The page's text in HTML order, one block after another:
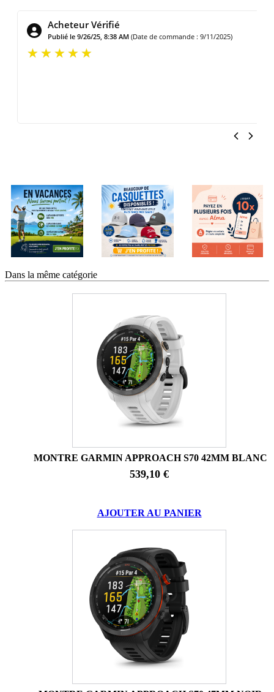
: 9/11/2025) Publié le 3/15/25, 6:14 AM (Date de commande
Dans la même catégorie
MONTRE GARMIN APPROACH S70 42MM BLANC
539,10 €
AJOUTER AU PANIER